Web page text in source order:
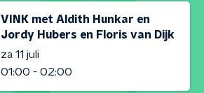
VINK met Aldith Hunkar en
Jordy Hubers en Floris van Dijk
za 11 juli
01:00 - 02:00